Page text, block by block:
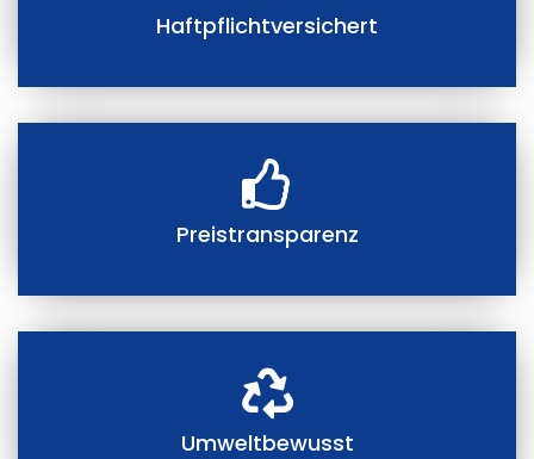
Haftpflichtversichert
Preistransparenz
Umweltbewusst